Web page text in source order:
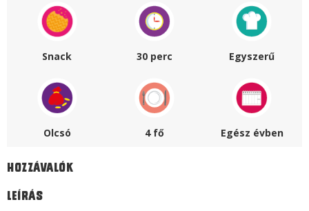
Snack 30 perc Egyszerű
Olcsó 4 fő Egész évben
Hozzávalók
Leírás